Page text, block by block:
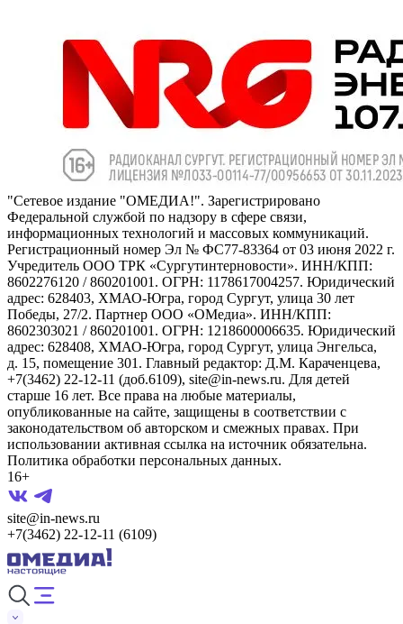
"Сетевое издание "ОМЕДИА!". Зарегистрировано
Федеральной службой по надзору в сфере связи,
информационных технологий и массовых коммуникаций.
Регистрационный номер Эл № ФС77-83364 от 03 июня 2022 г.
Учредитель ООО ТРК «Сургутинтерновости». ИНН/КПП:
8602276120 / 860201001. ОГРН: 1178617004257. Юридический
адрес: 628403, ХМАО-Югра, город Сургут, улица 30 лет
Победы, 27/2. Партнер ООО «ОМедиа». ИНН/КПП:
8602303021 / 860201001. ОГРН: 1218600006635. Юридический
адрес: 628408, ХМАО-Югра, город Сургут, улица Энгельса,
д. 15, помещение 301. Главный редактор: Д.М. Караченцева,
+7(3462) 22-12-11 (доб.6109), site@in-news.ru. Для детей
старше 16 лет. Все права на любые материалы,
опубликованные на сайте, защищены в соответствии с
законодательством об авторском и смежных правах. При
использовании активная ссылка на источник обязательна.
Политика обработки персональных данных.
16+
site@in-news.ru
+7(3462) 22-12-11 (6109)